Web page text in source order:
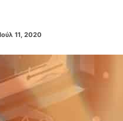
Ιούλ 11, 2020